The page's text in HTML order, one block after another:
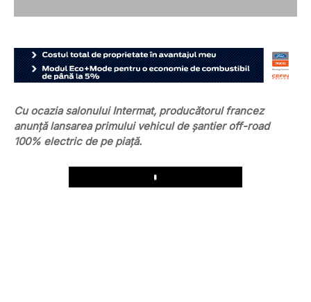
Cu ocazia salonului Intermat, producătorul francez
anunță lansarea primului vehicul de șantier off-road
100% electric de pe piață.
Play